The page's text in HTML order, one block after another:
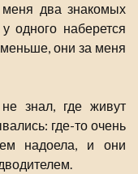
два знакомых
одного наберется
они за меня
знал, где живут
где-то очень
надоела, и они